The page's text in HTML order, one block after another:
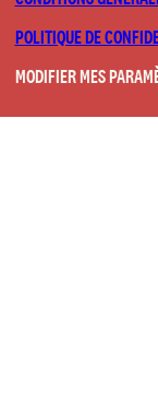
POLITIQUE DE
MODIFIER MES